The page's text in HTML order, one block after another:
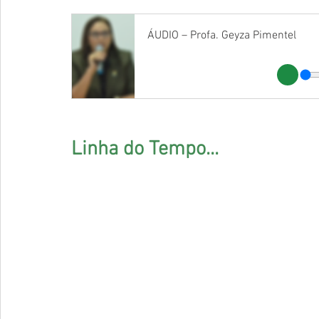
ÁUDIO – Profa. Geyza Pimentel
Linha do Tempo...